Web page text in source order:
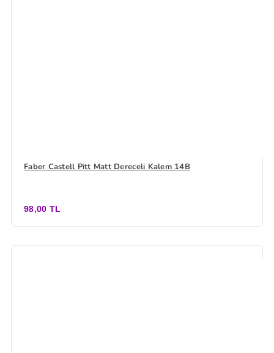
Faber Castell Pitt Matt Dereceli Kalem 14B
98,00 TL